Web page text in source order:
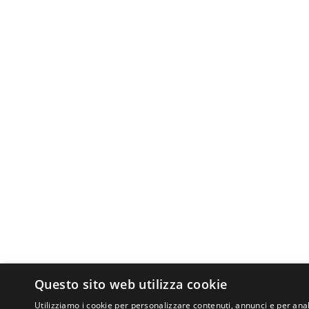
Questo sito web utilizza cookie
Utilizziamo i cookie per personalizzare contenuti, annunci e per